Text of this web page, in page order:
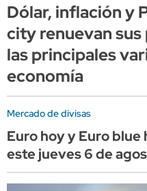
Dólar, inflación y
city renuevan
las principales
economía
Mercado de divisas
Euro hoy y Euro blue
este jueves 6 de